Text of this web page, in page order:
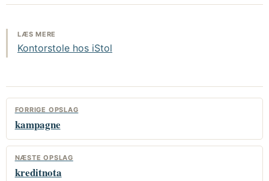
LÆS MERE
Kontorstole hos iStol
FORRIGE OPSLAG
kampagne
NÆSTE OPSLAG
kreditnota